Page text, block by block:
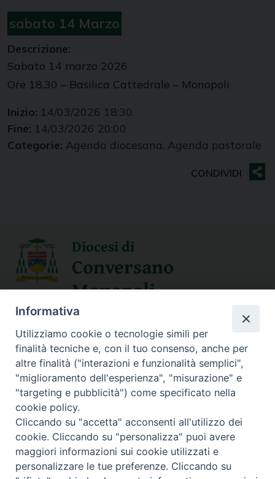
sabato 14 Marzo
Descrizione:
Sabato 14 marzo 2026
Ore 18,30 – Basilica Cattedrale – Monopoli
Inizio: 14/03/2026 18:30
Fine: 14/03/2026 20:00
Categorie: Agenda diocesana, Agenda pastorale
Diocesi di
Conversano
Monopoli
SEGUICI SU
Contatti
Sede Curia
70014 CONVERSANO (BA) – Via San Benedetto, 1
E-mail: curia@conversano.chiesacattolica.it
Succursale
Informativa
Utilizziamo cookie o tecnologie simili per
finalità tecniche e, con il tuo consenso, anche per
altre finalità ("interazioni e funzionalità semplici",
"miglioramento dell'esperienza", "misurazione" e
"targeting e pubblicità") come specificato nella
cookie policy.
Cliccando su "accetta" acconsenti all'utilizzo dei
cookie. Cliccando su "personalizza" puoi avere
maggiori informazioni sui cookie utilizzati e
personalizzare le tue preferenze. Cliccando su